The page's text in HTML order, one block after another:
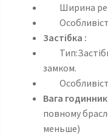
Ширина
Застібка :
замком.
Вага
повному
меньше)